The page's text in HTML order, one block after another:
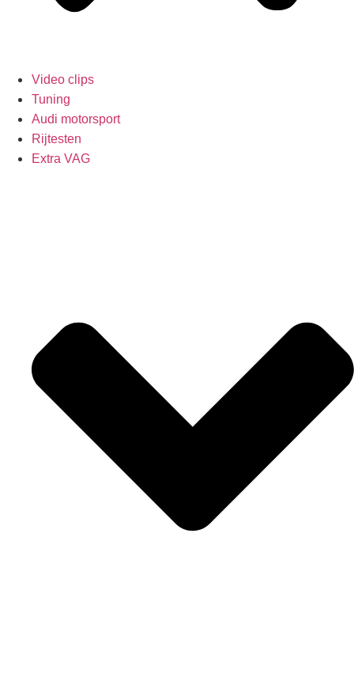
Video clips
Tuning
Audi motorsport
Rijtesten
Extra VAG